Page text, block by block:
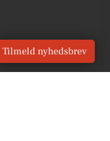
Tilmeld nyhedsbrev